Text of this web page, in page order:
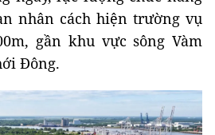
nhân cách hiện trường vụ
gần khu vực sông Vàm
Đông.